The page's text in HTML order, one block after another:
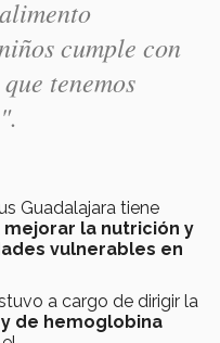
cumple con
tenemos
Guadalajara tiene
mejorar la nutrición y
vulnerables en
a cargo de dirigir la
de hemoglobina